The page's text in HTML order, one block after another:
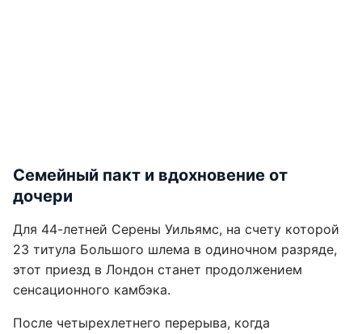
Семейный пакт и вдохновение от
дочери
Для 44-летней Серены Уильямс, на счету которой
23 титула Большого шлема в одиночном разряде,
этот приезд в Лондон станет продолжением
сенсационного камбэка.
После четырехлетнего перерыва, когда